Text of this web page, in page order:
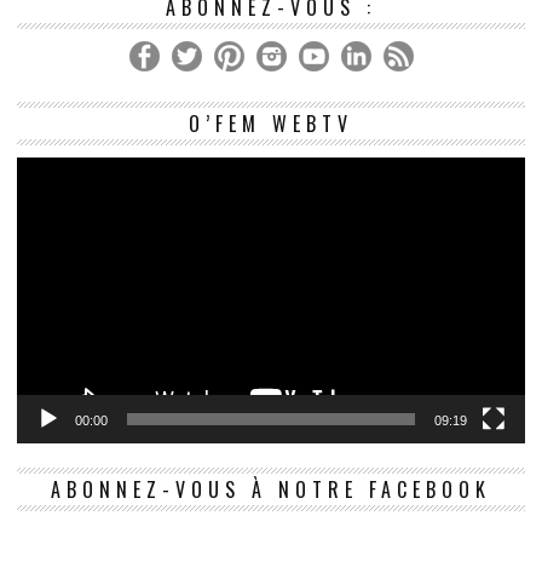
ABONNEZ-VOUS :
O’FEM WEBTV
00:00 09:19
ABONNEZ-VOUS À NOTRE FACEBOOK